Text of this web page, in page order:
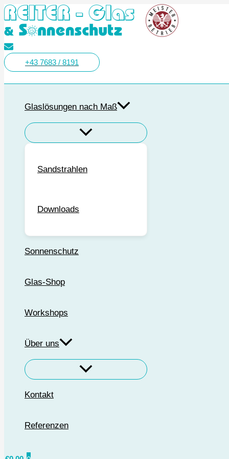
Zum
Inhalt
springen
+43 7683 / 8191
Glaslösungen nach Maß
Sandstrahlen
Downloads
Sonnenschutz
Glas-Shop
Workshops
Über uns
Kontakt
Referenzen
Bohle
Glasreiniger
Premium
1L
Menge